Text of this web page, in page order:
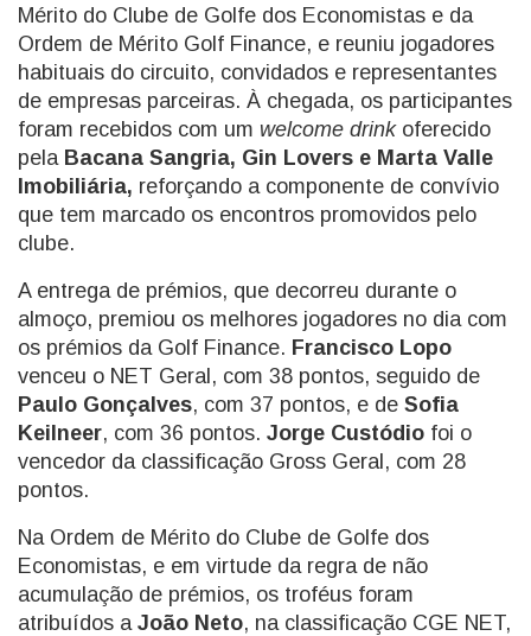
Mérito do Clube de Golfe dos Economistas e da
Ordem de Mérito Golf Finance, e reuniu jogadores
habituais do circuito, convidados e representantes
de empresas parceiras. À chegada, os participantes
foram recebidos com um welcome drinkoferecido
pela Bacana Sangria, Gin Lovers e Marta Valle
Imobiliária, reforçando a componente de convívio
que tem marcado os encontros promovidos pelo
clube.
A entrega de prémios, que decorreu durante o
almoço, premiou os melhores jogadores no dia com
os prémios da Golf Finance. Francisco Lopo
venceu o NET Geral, com 38 pontos, seguido de
Paulo Gonçalves, com 37 pontos, e de Sofia
Keilneer, com 36 pontos. Jorge Custódio foi o
vencedor da classificação Gross Geral, com 28
pontos.
Na Ordem de Mérito do Clube de Golfe dos
Economistas, e em virtude da regra de não
acumulação de prémios, os troféus foram
atribuídos a João Neto, na classificação CGE NET,